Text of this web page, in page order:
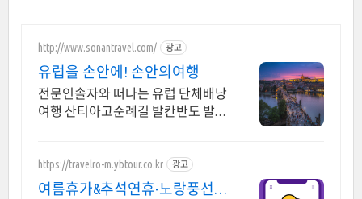
http://www.sonantravel.com/ 광고
유럽을 손안에! 손안의여행
전문인솔자와 떠나는 유럽 단체배낭
여행 산티아고순례길 발칸반도 발틱
동유럽 세미팩제공
https://travelro-m.ybtour.co.kr 광고
여름휴가&추석연휴-노랑풍선